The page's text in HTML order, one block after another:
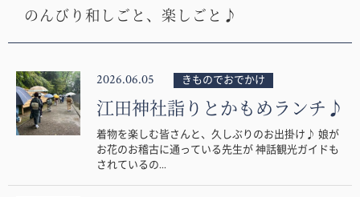
のんびり和しごと、楽しごと♪
2026.06.05 きものでおでかけ
江田神社詣りとかもめランチ♪
着物を楽しむ皆さんと、久しぶりのお出掛け♪ 娘が
お花のお稽古に通っている先生が 神話観光ガイドも
されているの...